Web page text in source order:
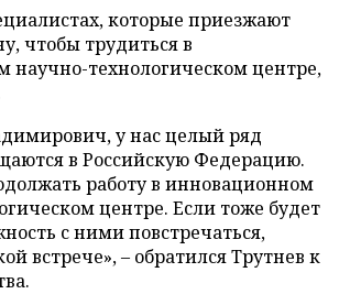
которые приезжают
чтобы трудиться в
научно-технологическом центре,
у нас целый ряд
в Российскую Федерацию.
работу в инновационном
центре. Если тоже будет
с ними повстречаться,
встрече», – обратился Трутнев к